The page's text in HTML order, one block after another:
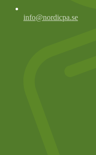
info@nordicpa.se